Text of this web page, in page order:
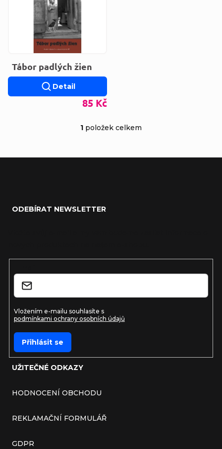
Tábor padlých žien
85 Kč
Detail
1 položek celkem
UŽITEČNÉ ODKAZY
HODNOCENÍ OBCHODU
REKLAMAČNÍ FORMULÁŘ
GDPR
ODEBÍRAT NEWSLETTER
Vložením e-mailu souhlasíte s
podmínkami ochrany osobních údajů
Přihlásit se